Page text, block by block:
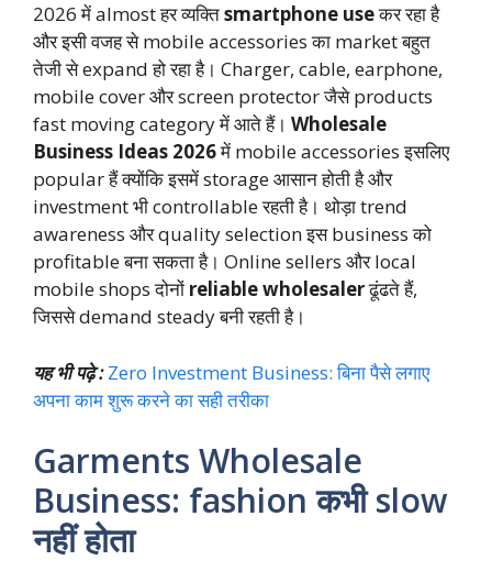
2026 में almost हर व्यक्तिsmartphone useकर रहा है
और इसी वजह से mobile accessories का market बहुत
तेजी से expand हो रहा है। Charger, cable, earphone,
mobile cover और screen protector जैसे products
fast moving category में आते हैं। Wholesale
Business Ideas 2026में mobile accessories इसलिए
popular हैं क्योंकि इसमें storage आसान होती है और
investment भी controllable रहती है। थोड़ा trend
awareness और quality selection इस business को
profitable बना सकता है। Online sellers और local
mobile shops दोनों reliable wholesalerढूंढते हैं,
जिससे demand steady बनी रहती है।
यह भी पढ़े : Zero Investment Business: बिना पैसे लगाए
अपना काम शुरू करने का सही तरीका
Garments Wholesale
Business: fashion कभी slow
नहीं होता